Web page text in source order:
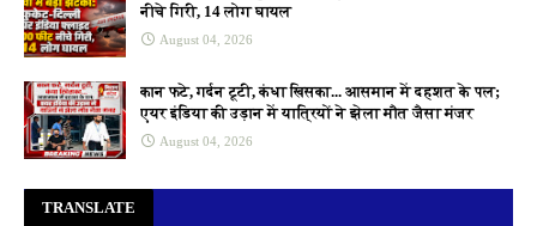
नीचे गिरी, 14 लोग घायल
August 04, 2026
कान फटे, गर्दन टूटी, कंधा खिसका... आसमान में दहशत के पल;
एयर इंडिया की उड़ान में यात्रियों ने झेला मौत जैसा मंजर
August 04, 2026
TRANSLATE